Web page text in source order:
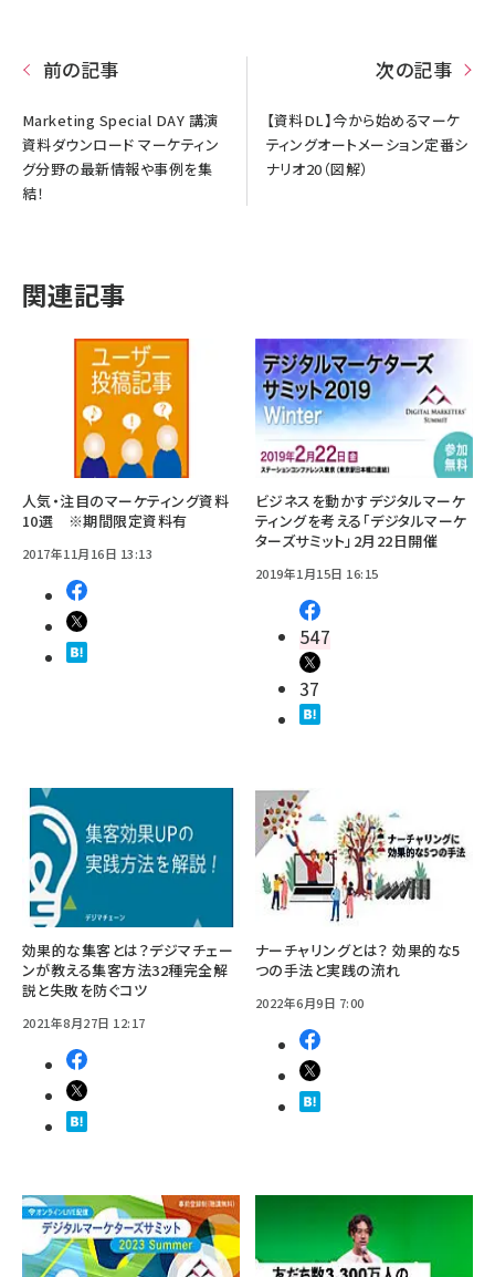
前の記事
Marketing Special DAY 講演
資料ダウンロード マーケティン
グ分野の最新情報や事例を集
結！
次の記事
【資料DL】今から始めるマーケ
ティングオートメーション定番シ
ナリオ20（図解）
関連記事
人気・注目のマーケティング資料
10選 ※期間限定資料有
2017年11月16日 13:13
ビジネスを動かすデジタルマーケ
ティングを考える「デジタルマーケ
ターズサミット」2月22日開催
2019年1月15日 16:15
547
37
効果的な集客とは？デジマチェー
ンが教える集客方法32種完全解
説と失敗を防ぐコツ
2021年8月27日 12:17
ナーチャリングとは？ 効果的な5
つの手法と実践の流れ
2022年6月9日 7:00